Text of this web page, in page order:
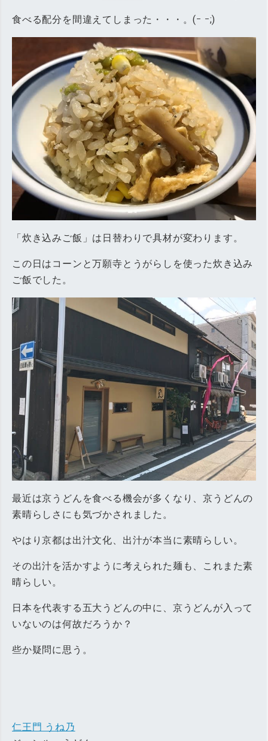
食べる配分を間違えてしまった・・・。(ｰ ｰ;)
「炊き込みご飯」は日替わりで具材が変わります。
この日はコーンと万願寺とうがらし を使った炊き込み
ご飯でした。
最近は京うどんを食べる機会が多くなり、京うどんの
素晴らしさにも気づかされました。
やはり京都は出汁文化、出汁が本当に素晴らしい。
その出汁を活かすように考えられた麺も、これまた素
晴らしい。
日本を代表する五大うどんの中に、京うどんが入って
いないのは何故だろうか？
些か疑問に思う。
仁王門 うね乃